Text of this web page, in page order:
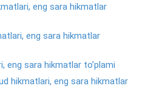
eng sara hikmatlar
eng sara hikmatlar
eng sara hikmatlar to’plami
hikmatlari, eng sara hikmatlar